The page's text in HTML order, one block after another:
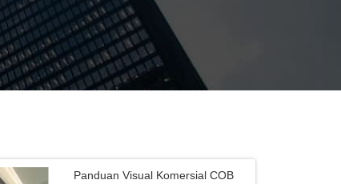
Panduan Visual Komersial COB